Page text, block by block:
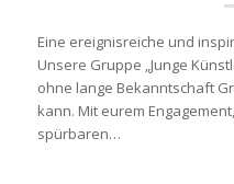
Eine ereignisreiche und
Unsere Gruppe „Junge
ohne lange Bekanntschaft
kann. Mit eurem
spürbaren…